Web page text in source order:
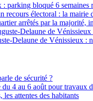
bloqué 6 semaines
recours électoral : la
arrêtés par la majorité,
Delaune de
Delaune de Vénissieux :
de sécurité ?
4 au 6 août pour travaux
attentes des habitants